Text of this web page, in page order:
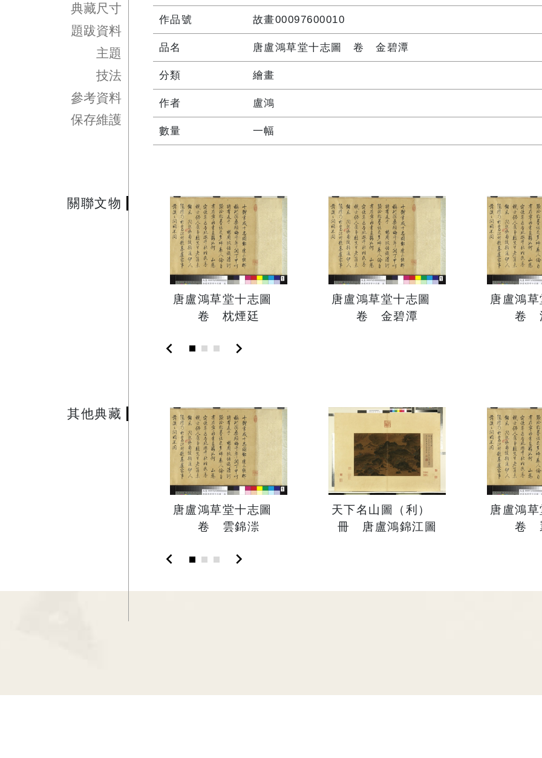
典藏尺寸
題跋資料
主題
技法
參考資料
保存維護
作品號 故畫00097600010
品名 唐盧鴻草堂十志圖 卷 金碧潭
分類 繪畫
作者 盧鴻
數量 一幅
關聯文物
唐盧鴻草堂十志圖
卷 枕煙廷
唐盧鴻草堂十志圖
卷 金碧潭
唐盧鴻
卷
chevron_left chevron_right
其他典藏
唐盧鴻草堂十志圖
卷 雲錦漴
天下名山圖（利）
冊 唐盧鴻錦江圖
唐盧鴻
卷
chevron_left chevron_right